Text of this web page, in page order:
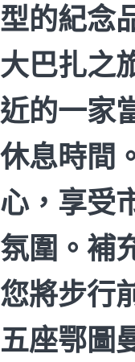
型的紀念
大巴扎之
近的一家
休息時間
心，享受
氛圍。補
您將步行
五座鄂圖